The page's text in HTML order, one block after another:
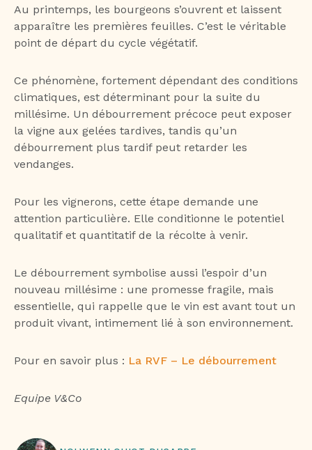
Au printemps, les bourgeons s’ouvrent et laissent
apparaître les premières feuilles. C’est le véritable
point de départ du cycle végétatif.
Ce phénomène, fortement dépendant des conditions
climatiques, est déterminant pour la suite du
millésime. Un débourrement précoce peut exposer
la vigne aux gelées tardives, tandis qu’un
débourrement plus tardif peut retarder les
vendanges.
Pour les vignerons, cette étape demande une
attention particulière. Elle conditionne le potentiel
qualitatif et quantitatif de la récolte à venir.
Le débourrement symbolise aussi l’espoir d’un
nouveau millésime : une promesse fragile, mais
essentielle, qui rappelle que le vin est avant tout un
produit vivant, intimement lié à son environnement.
Pour en savoir plus : La RVF – Le débourrement
Equipe V&Co